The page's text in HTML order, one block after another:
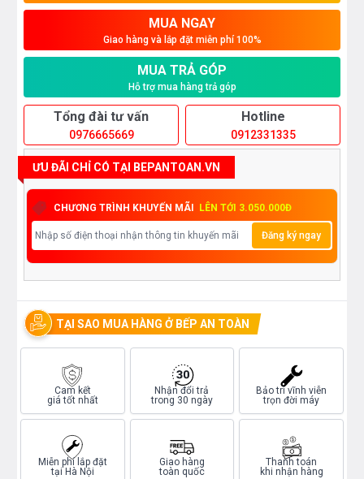
MUA NGAY
Giao hàng và lắp đặt miễn phí 100%
MUA TRẢ GÓP
Hỗ trợ mua hàng trả góp
Tổng đài tư vấn
0976665669
Hotline
0912331335
ƯU ĐÃI CHỈ CÓ TẠI BEPANTOAN.VN
CHƯƠNG TRÌNH KHUYẾN MÃI LÊN TỚI 3.050.000Đ
Đăng ký ngay
TẠI SAO MUA HÀNG Ở BẾP AN TOÀN
Cam kết
giá tốt nhất
Nhận đổi trả
trong 30 ngày
Bảo trì vĩnh viễn
trọn đời máy
Miễn phí lắp đặt
tại Hà Nội
Giao hàng
toàn quốc
Thanh toán
khi nhận hàng